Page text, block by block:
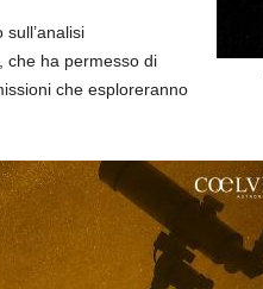
che ha permesso di
che esploreranno